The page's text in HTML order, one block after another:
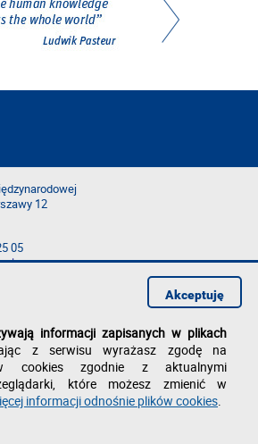
12
05
informacji zapisanych w plikach
z serwisu wyrażasz zgodę na
cookies zgodnie z aktualnymi
które możesz zmienić w
informacji odnośnie plików cookies.
Akceptuję